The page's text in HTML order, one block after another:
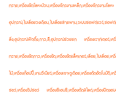
ทราย,เครื่องขัดโลหะม้วน,เครื่องจักรงานเหล็ก,เครื่องจักรงานโลหะ
อุปกรณ์,ใบเลื่อยวงเดือน,ใบเลื่อยสายพาน,ระบบซอฟต์แวร์,ซอ
ลิ่ง,อุปกรณ์ฟิตติ้ง,กาว,สี,อุปกรณ์ช่วยยก
เครื่องเราท์เตอร์,เ
ทราย,เครื่องขัดกาว,เครื่องขัด,เครื่องขัดแล็คเกอร์,เลื่อย,ใบเลื่อย,เ
ไม้,เครื่องก๊อปปี้,งานวีเนียร์,เครื่องเจาะรูเดือย,เครื่องตัดอัตโนมัติ,
ซอว์,เครื่องริปซอว์
เครื่องซีเอนซี,เครื่องตัดสไลด์,เครื่องปิดข